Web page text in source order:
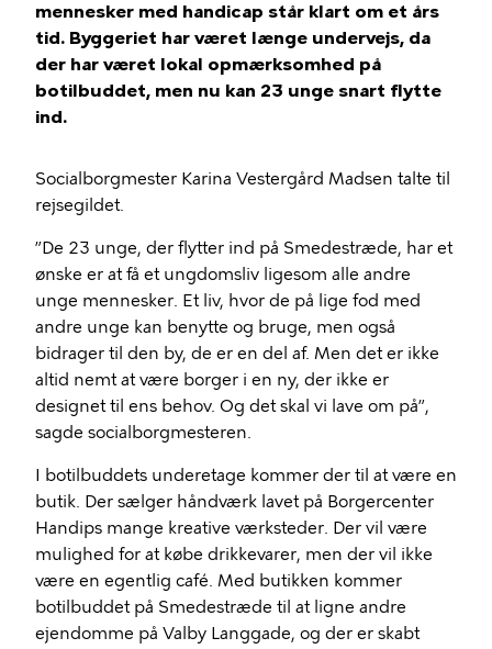
mennesker med handicap står klart om et års
tid. Byggeriet har været længe undervejs, da
der har været lokal opmærksomhed på
botilbuddet, men nu kan 23 unge snart flytte
ind.
Socialborgmester Karina Vestergård Madsen talte til
rejsegildet.
”De 23 unge, der flytter ind på Smedestræde, har et
ønske er at få et ungdomsliv ligesom alle andre
unge mennesker. Et liv, hvor de på lige fod med
andre unge kan benytte og bruge, men også
bidrager til den by, de er en del af. Men det er ikke
altid nemt at være borger i en ny, der ikke er
designet til ens behov. Og det skal vi lave om på”,
sagde socialborgmesteren.
I botilbuddets underetage kommer der til at være en
butik. Der sælger håndværk lavet på Borgercenter
Handips mange kreative værksteder. Der vil være
mulighed for at købe drikkevarer, men der vil ikke
være en egentlig café. Med butikken kommer
botilbuddet på Smedestræde til at ligne andre
ejendomme på Valby Langgade, og der er skabt